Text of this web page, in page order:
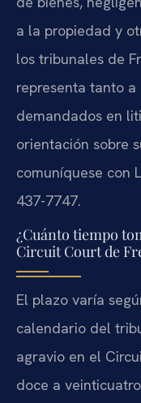
a la propiedad y
los tribunales de
representa tanto
demandados en
orientación sobre
comuníquese con
437-7747.
¿Cuánto tiempo
Circuit Court de
El plazo varía
calendario del
agravio en el
doce a